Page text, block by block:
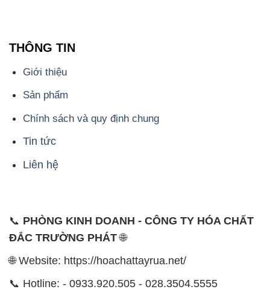
THÔNG TIN
Giới thiệu
Sản phẩm
Chính sách và quy định chung
Tin tức
Liên hệ
📞 PHÒNG KINH DOANH - CÔNG TY HÓA CHẤT
ĐẮC TRƯỜNG PHÁT🌐
🌐 Website: https://hoachattayrua.net/
📞 Hotline: - 0933.920.505 - 028.3504.5555